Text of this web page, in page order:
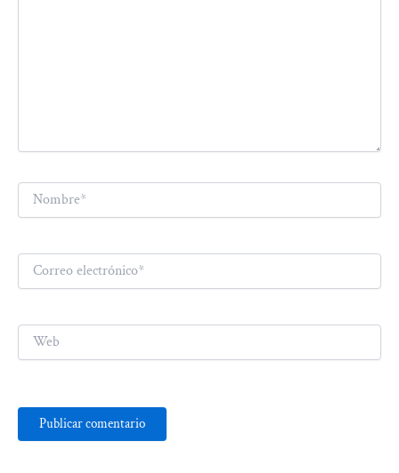
Nombre*
Correo
electrónico*
Web